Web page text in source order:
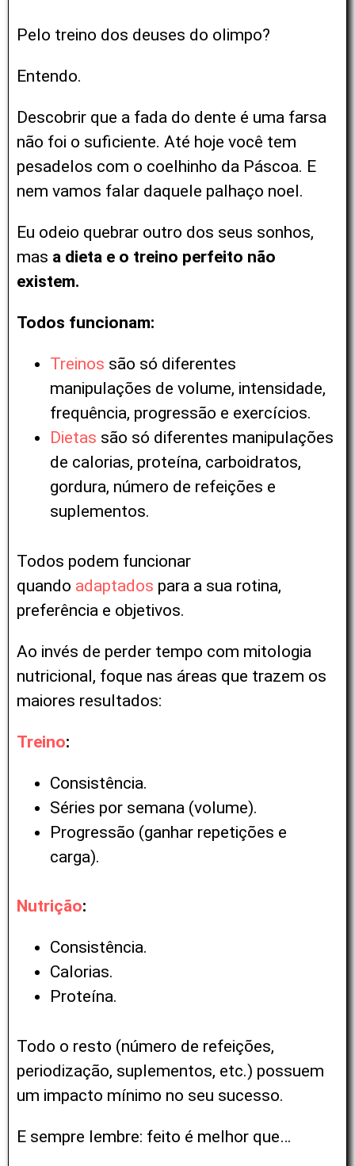
Pelo treino dos deuses do olimpo?
Entendo.
Descobrir que a fada do dente é uma farsa
não foi o suficiente. Até hoje você tem
pesadelos com o coelhinho da Páscoa. E
nem vamos falar daquele palhaço noel.
Eu odeio quebrar outro dos seus sonhos,
mas a dieta e o treino perfeito não
existem.
Todos funcionam:
Treinos são só diferentes
manipulações de volume, intensidade,
frequência, progressão e exercícios.
Dietas são só diferentes manipulações
de calorias, proteína, carboidratos,
gordura, número de refeições e
suplementos.
Todos podem funcionar
quando adaptados para a sua rotina,
preferência e objetivos.
Ao invés de perder tempo com mitologia
nutricional, foque nas áreas que trazem os
maiores resultados:
Treino:
Consistência.
Séries por semana (volume).
Progressão (ganhar repetições e
carga).
Nutrição:
Consistência.
Calorias.
Proteína.
Todo o resto (número de refeições,
periodização, suplementos, etc.) possuem
um impacto mínimo no seu sucesso.
E sempre lembre: feito é melhor que…